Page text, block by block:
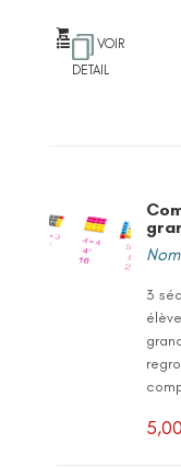
VOIR
DETAIL
3
5,00